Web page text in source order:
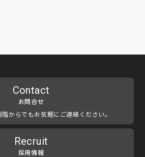
Contact
お問合せ
からでもお気軽にご連絡ください。
Recruit
採用情報